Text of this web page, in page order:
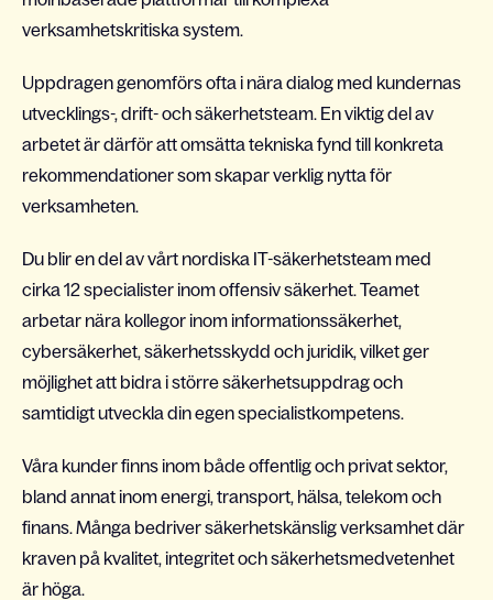
verksamhetskritiska system.
Uppdragen genomförs ofta i nära dialog med kundernas
utvecklings-, drift- och säkerhetsteam. En viktig del av
arbetet är därför att omsätta tekniska fynd till konkreta
rekommendationer som skapar verklig nytta för
verksamheten.
Du blir en del av vårt nordiska IT-säkerhetsteam med
cirka 12 specialister inom offensiv säkerhet. Teamet
arbetar nära kollegor inom informationssäkerhet,
cybersäkerhet, säkerhetsskydd och juridik, vilket ger
möjlighet att bidra i större säkerhetsuppdrag och
samtidigt utveckla din egen specialistkompetens.
Våra kunder finns inom både offentlig och privat sektor,
bland annat inom energi, transport, hälsa, telekom och
finans. Många bedriver säkerhetskänslig verksamhet där
kraven på kvalitet, integritet och säkerhetsmedvetenhet
är höga.